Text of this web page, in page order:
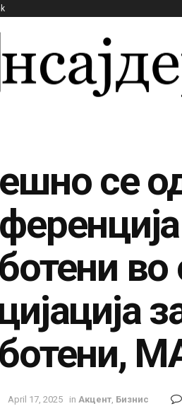
се
April 17, 2025 in Акцент, Бизнис